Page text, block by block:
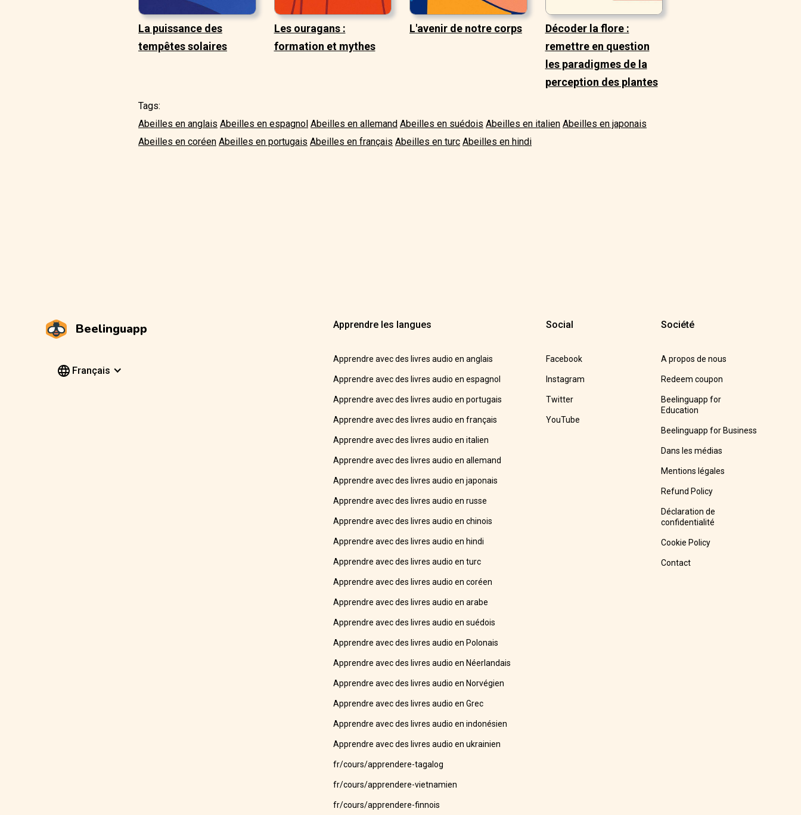
La puissance des
tempêtes solaires
Les ouragans :
formation et mythes
L'avenir de notre corps
Décoder la flore :
remettre en question
les paradigmes de la
perception des plantes
Tags:
Abeilles en anglais Abeilles en espagnol Abeilles en allemand Abeilles en suédois Abeilles en italien Abeilles en japonais
Abeilles en coréen Abeilles en portugais Abeilles en français Abeilles en turc Abeilles en hindi
Beelinguapp
Français
Apprendre les langues
Apprendre avec des livres audio en anglais
Apprendre avec des livres audio en espagnol
Apprendre avec des livres audio en portugais
Apprendre avec des livres audio en français
Apprendre avec des livres audio en italien
Apprendre avec des livres audio en allemand
Apprendre avec des livres audio en japonais
Apprendre avec des livres audio en russe
Apprendre avec des livres audio en chinois
Apprendre avec des livres audio en hindi
Apprendre avec des livres audio en turc
Apprendre avec des livres audio en coréen
Apprendre avec des livres audio en arabe
Apprendre avec des livres audio en suédois
Apprendre avec des livres audio en Polonais
Apprendre avec des livres audio en Néerlandais
Apprendre avec des livres audio en Norvégien
Apprendre avec des livres audio en Grec
Apprendre avec des livres audio en indonésien
Apprendre avec des livres audio en ukrainien
fr/cours/apprendere-tagalog
fr/cours/apprendere-vietnamien
fr/cours/apprendere-finnois
Social
Facebook
Instagram
Twitter
YouTube
Société
A propos de nous
Redeem coupon
Beelinguapp for
Education
Beelinguapp for Business
Dans les médias
Mentions légales
Refund Policy
Déclaration de
confidentialité
Cookie Policy
Contact